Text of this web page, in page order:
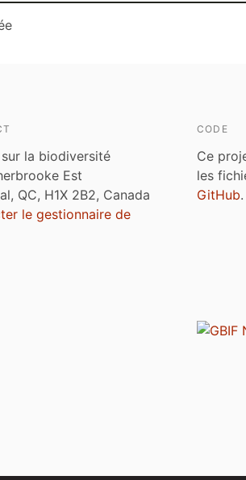
la biodiversité
Est
QC, H1X 2B2, Canada
le gestionnaire de
CODE
Ce
les
GitHub.